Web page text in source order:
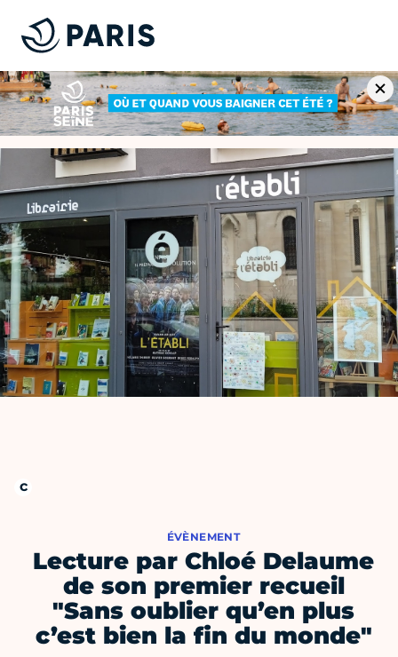
ÉVÈNEMENT
Lecture par Chloé Delaume
de son premier recueil
"Sans oublier qu’en plus
c’est bien la fin du monde"